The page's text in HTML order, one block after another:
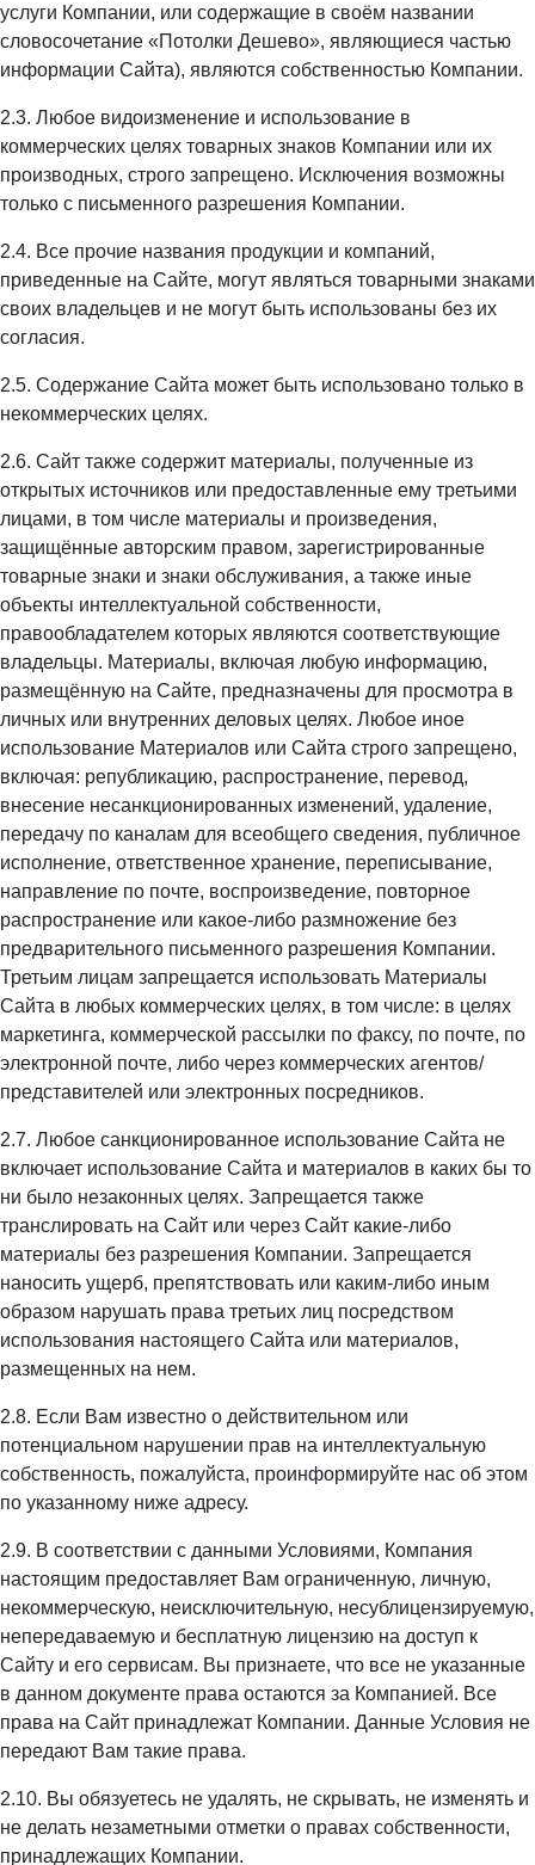
услуги Компании, или содержащие в своём названии
словосочетание «Потолки Дешево», являющиеся частью
информации Сайта), являются собственностью Компании.
2.3. Любое видоизменение и использование в
коммерческих целях товарных знаков Компании или их
производных, строго запрещено. Исключения возможны
только с письменного разрешения Компании.
2.4. Все прочие названия продукции и компаний,
приведенные на Сайте, могут являться товарными знаками
своих владельцев и не могут быть использованы без их
согласия.
2.5. Содержание Сайта может быть использовано только в
некоммерческих целях.
2.6. Сайт также содержит материалы, полученные из
открытых источников или предоставленные ему третьими
лицами, в том числе материалы и произведения,
защищённые авторским правом, зарегистрированные
товарные знаки и знаки обслуживания, а также иные
объекты интеллектуальной собственности,
правообладателем которых являются соответствующие
владельцы. Материалы, включая любую информацию,
размещённую на Сайте, предназначены для просмотра в
личных или внутренних деловых целях. Любое иное
использование Материалов или Сайта строго запрещено,
включая: републикацию, распространение, перевод,
внесение несанкционированных изменений, удаление,
передачу по каналам для всеобщего сведения, публичное
исполнение, ответственное хранение, переписывание,
направление по почте, воспроизведение, повторное
распространение или какое-либо размножение без
предварительного письменного разрешения Компании.
Третьим лицам запрещается использовать Материалы
Сайта в любых коммерческих целях, в том числе: в целях
маркетинга, коммерческой рассылки по факсу, по почте, по
электронной почте, либо через коммерческих агентов/
представителей или электронных посредников.
2.7. Любое санкционированное использование Сайта не
включает использование Сайта и материалов в каких бы то
ни было незаконных целях. Запрещается также
транслировать на Сайт или через Сайт какие-либо
материалы без разрешения Компании. Запрещается
наносить ущерб, препятствовать или каким-либо иным
образом нарушать права третьих лиц посредством
использования настоящего Сайта или материалов,
размещенных на нем.
2.8. Если Вам известно о действительном или
потенциальном нарушении прав на интеллектуальную
собственность, пожалуйста, проинформируйте нас об этом
по указанному ниже адресу.
2.9. В соответствии с данными Условиями, Компания
настоящим предоставляет Вам ограниченную, личную,
некоммерческую, неисключительную, несублицензируемую,
непередаваемую и бесплатную лицензию на доступ к
Сайту и его сервисам. Вы признаете, что все не указанные
в данном документе права остаются за Компанией. Все
права на Сайт принадлежат Компании. Данные Условия не
передают Вам такие права.
2.10. Вы обязуетесь не удалять, не скрывать, не изменять и
не делать незаметными отметки о правах собственности,
принадлежащих Компании.